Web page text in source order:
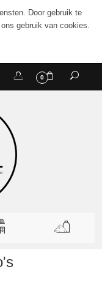
Door gebruik te
gebruik van cookies.
0